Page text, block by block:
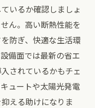
用する
の賢いステップ
いるか確認しましょ
ん。高い断熱性能を
防ぎ、快適な生活環
備面では最新の省エ
されているかもチェ
ュートや太陽光発電
える助けになりま